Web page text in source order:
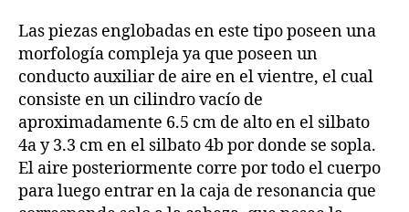
Las piezas englobadas en este tipo poseen una
morfología compleja ya que poseen un
conducto auxiliar de aire en el vientre, el cual
consiste en un cilindro vacío de
aproximadamente 6.5 cm de alto en el silbato
4a y 3.3 cm en el silbato 4b por donde se sopla.
El aire posteriormente corre por todo el cuerpo
para luego entrar en la caja de resonancia que